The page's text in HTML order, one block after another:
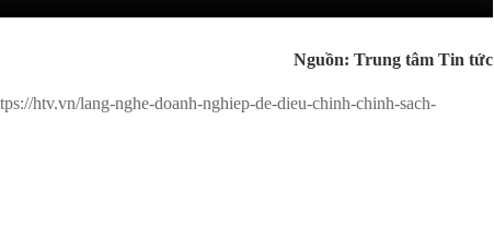
Nguồn: Trung tâm Tin tức
htv.vn/lang-nghe-doanh-nghiep-de-dieu-chinh-chinh-sach-